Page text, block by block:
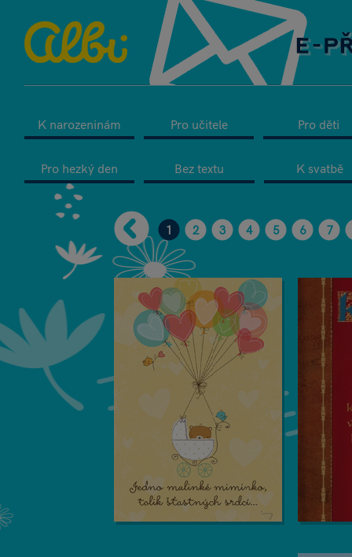
K narozeninám Pro učitele Pro děti
Pro hezký den Bez textu K svatbě
1 2 3 4 5 6 7